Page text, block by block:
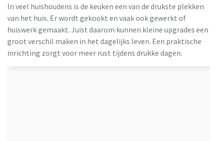
In veel huishoudens is de keuken een van de drukste plekken
van het huis. Er wordt gekookt en vaak ook gewerkt of
huiswerk gemaakt. Juist daarom kunnen kleine upgrades een
groot verschil maken in het dagelijks leven. Een praktische
inrichting zorgt voor meer rust tijdens drukke dagen.